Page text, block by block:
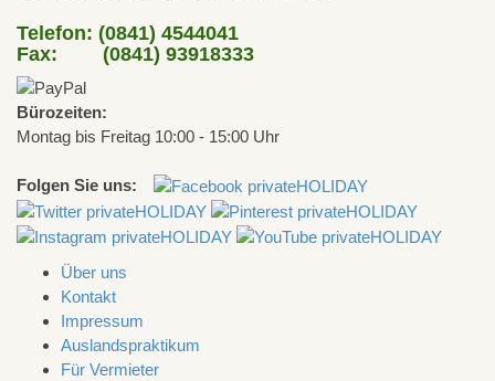
Telefon: (0841) 4544041
Fax: (0841) 93918333
Bürozeiten:
Montag bis Freitag 10:00 - 15:00 Uhr
Folgen Sie uns:
Über uns
Kontakt
Impressum
Auslandspraktikum
Für Vermieter